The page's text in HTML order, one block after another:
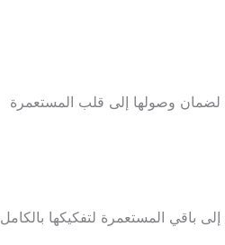
وصولها إلى قلب المستعمرة
باقي المستعمرة لتفكيكها بالكامل